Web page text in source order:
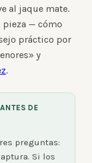
al jaque mate.
pieza — cómo
práctico por
y
.
DE
preguntas:
Si los